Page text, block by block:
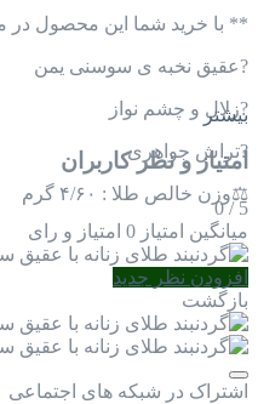
** با خرید شما این محصول در
?عقیق نخبه ی سوسنی یمن
?️زلال و چشم نواز
?️تراش جواهری
⚖وزن خالص طلا : ۴/۶۰ گرم
بیشتر
امتیاز و نظر کاربران
5
/
0
میانگین امتیاز 0 امتیاز و رای
افزودن نظر جدید
بازگشت
اشتراک در شبکه های اجتماعی